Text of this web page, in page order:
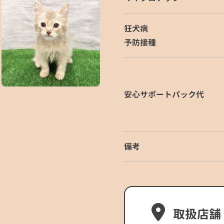
狂犬病
予防接種
安心サポートパック代
備考
取扱店舗